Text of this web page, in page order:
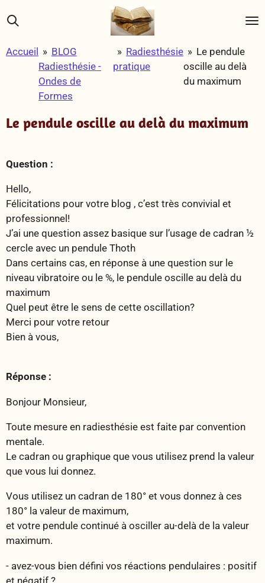
Passer
au
principal
Accueil » BLOG
Radiesthésie -
Ondes de
Formes
» Radiesthésie
pratique
» Le pendule
oscille au delà
du maximum
Le pendule oscille au delà du maximum
Question :
Hello,
Félicitations pour votre blog , c’est très convivial et
professionnel!
J’ai une question assez basique sur l’usage de cadran ½
cercle avec un pendule Thoth
Dans certains cas, en réponse à une question sur le
niveau vibratoire ou le %, le pendule oscille au delà du
maximum
Quel peut être le sens de cette oscillation?
Merci pour votre retour
Bien à vous,
Réponse :
Bonjour Monsieur,
Toute mesure en radiesthésie est faite par convention
mentale.
Le cadran ou graphique que vous utilisez prend la valeur
que vous lui donnez.
Vous utilisez un cadran de 180° et vous donnez à ces
180° la valeur de maximum,
et votre pendule continué à osciller au-delà de la valeur
maximum.
- avez-vous bien défini vos réactions pendulaires : positif
et négatif ?